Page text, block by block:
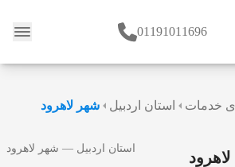
وبلاگ 01191011696
خدمات استان اردبیل شهر لاهرود
استان اردبیل — شهر لاهرود